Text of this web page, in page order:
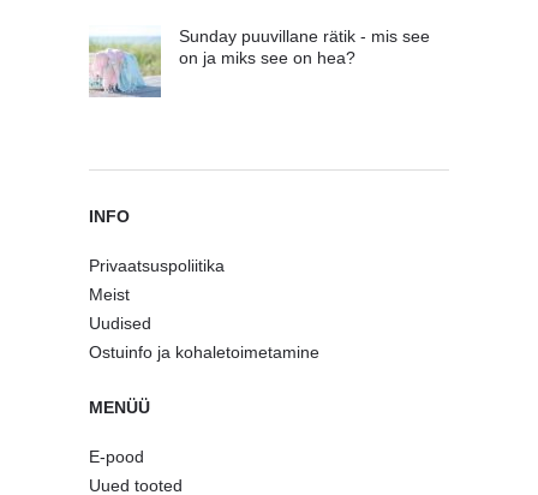
Sunday puuvillane rätik - mis see
on ja miks see on hea?
INFO
Privaatsuspoliitika
Meist
Uudised
Ostuinfo ja kohaletoimetamine
MENÜÜ
E-pood
Uued tooted